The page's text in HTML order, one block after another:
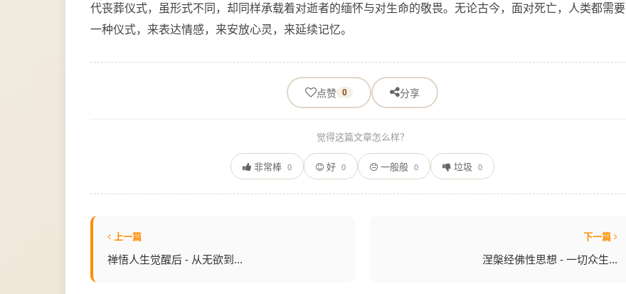
代丧葬仪式，虽形式不同，却同样承载着对逝者的缅怀与对生命的敬畏。无论古今，面对死亡，人类都需要
一种仪式，来表达情感，来安放心灵，来延续记忆。
点赞 0 分享
觉得这篇文章怎么样？
非常棒 0 好 0 一般般 0 垃圾 0
上一篇
禅悟人生觉醒后 - 从无欲到...
下一篇
涅槃经佛性思想 - 一切众生...